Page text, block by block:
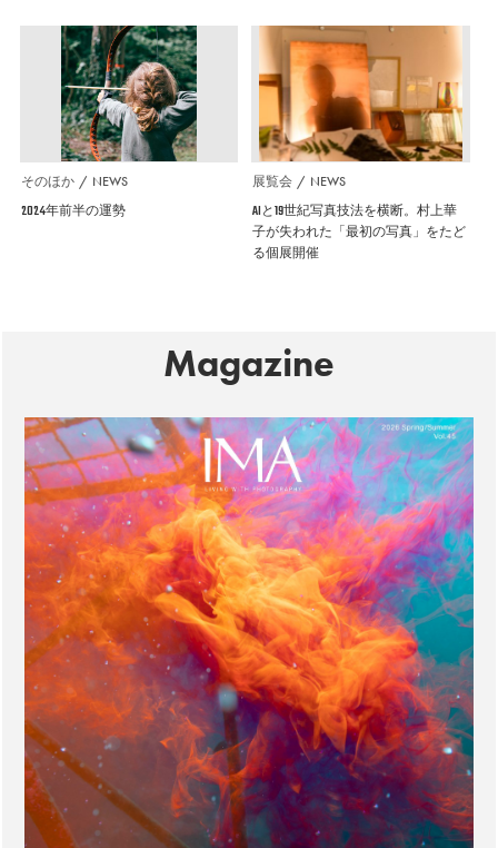
そのほか NEWS
2024年前半の運勢
展覧会 NEWS
AIと19世紀写真技法を横断。村上華
子が失われた「最初の写真」をたど
る個展開催
Magazine